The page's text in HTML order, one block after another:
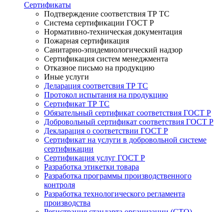
Сертификаты
Подтверждение соответствия ТР ТС
Система сертификации ГОСТ Р
Нормативно-техническая документация
Пожарная сертификация
Санитарно-эпидемиологический надзор
Сертификация систем менеджмента
Отказное письмо на продукцию
Иные услуги
Деларация соответсвия ТР ТС
Протокол испытания на продукцию
Сертификат ТР ТС
Обязательный сертификат соответствия ГОСТ Р
Добровольный сертификат соответствия ГОСТ Р
Декларация о соответствии ГОСТ Р
Сертификат на услуги в добровольной системе
сертификации
Сертификация услуг ГОСТ Р
Разработка этикетки товара
Разработка программы производственного
контроля
Разработка технологического регламента
производства